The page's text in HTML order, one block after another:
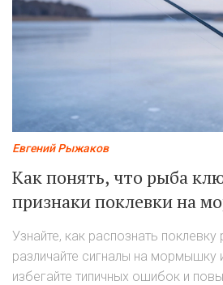
Евгений Рыжаков
Как понять, что рыба
признаки поклевки на
балансир
Узнайте, как распознать
различайте сигналы на мормышку
избегайте типичных ошибок и